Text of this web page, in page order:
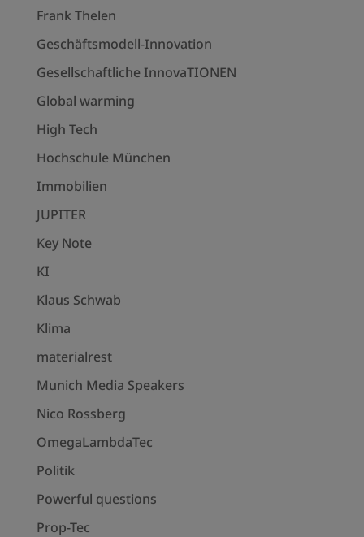
Frank Thelen
Geschäftsmodell-Innovation
Gesellschaftliche InnovaTIONEN
Global warming
High Tech
Hochschule München
Immobilien
JUPITER
Key Note
KI
Klaus Schwab
Klima
materialrest
Munich Media Speakers
Nico Rossberg
OmegaLambdaTec
Politik
Powerful questions
Prop-Tec